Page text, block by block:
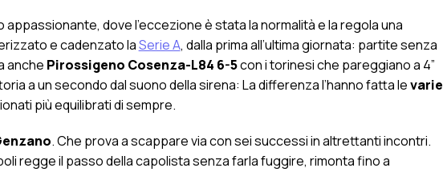
dove l’eccezione è stata la normalità e la regola una
e cadenzato laSerie A, dalla prima all’ultima giornata: partite senza
anche Pirossigeno Cosenza-L84 6-5con i torinesi che pareggiano a 4”
a un secondo dal suono della sirena: La differenza l’hanno fatta levarie
più equilibrati di sempre.
. Che prova a scappare via con sei successi in altrettanti incontri.
regge il passo della capolista senza farla fuggire, rimonta fino a